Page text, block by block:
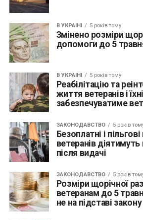
В УКРАЇНІ 5 років тому
Змінено розміри
допомоги до 5
В УКРАЇНІ 5 років тому
Реабілітацію та
життя ветеранів і
забезпечуватиме
ЗАКОНОДАВСТВО 5 років
Безоплатні і
ветеранів
після видачі
ЗАКОНОДАВСТВО 5 років
Розміри щорічної
ветеранам до 5
не на підставі закону